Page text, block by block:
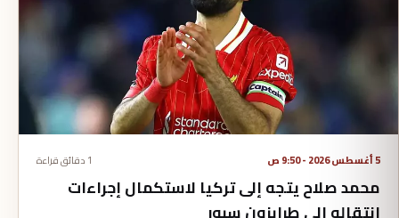
5 أغسطس 2026 - 9:50 ص 1 دقائق قراءة
محمد صلاح يتجه إلى تركيا لاستكمال إجراءات
انتقاله إلى طرابزون سبور